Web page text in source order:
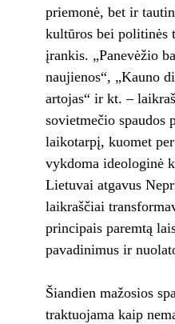
priemonė, bet ir
kultūros bei politinės
įrankis. „Panevėžio
naujienos“, „Kauno
artojas“ ir kt. –
sovietmečio spaudos
laikotarpį, kuomet
vykdoma ideologinė
Lietuvai atgavus
laikraščiai
principais paremtą
pavadinimus ir
Šiandien mažosios
traktuojama kaip